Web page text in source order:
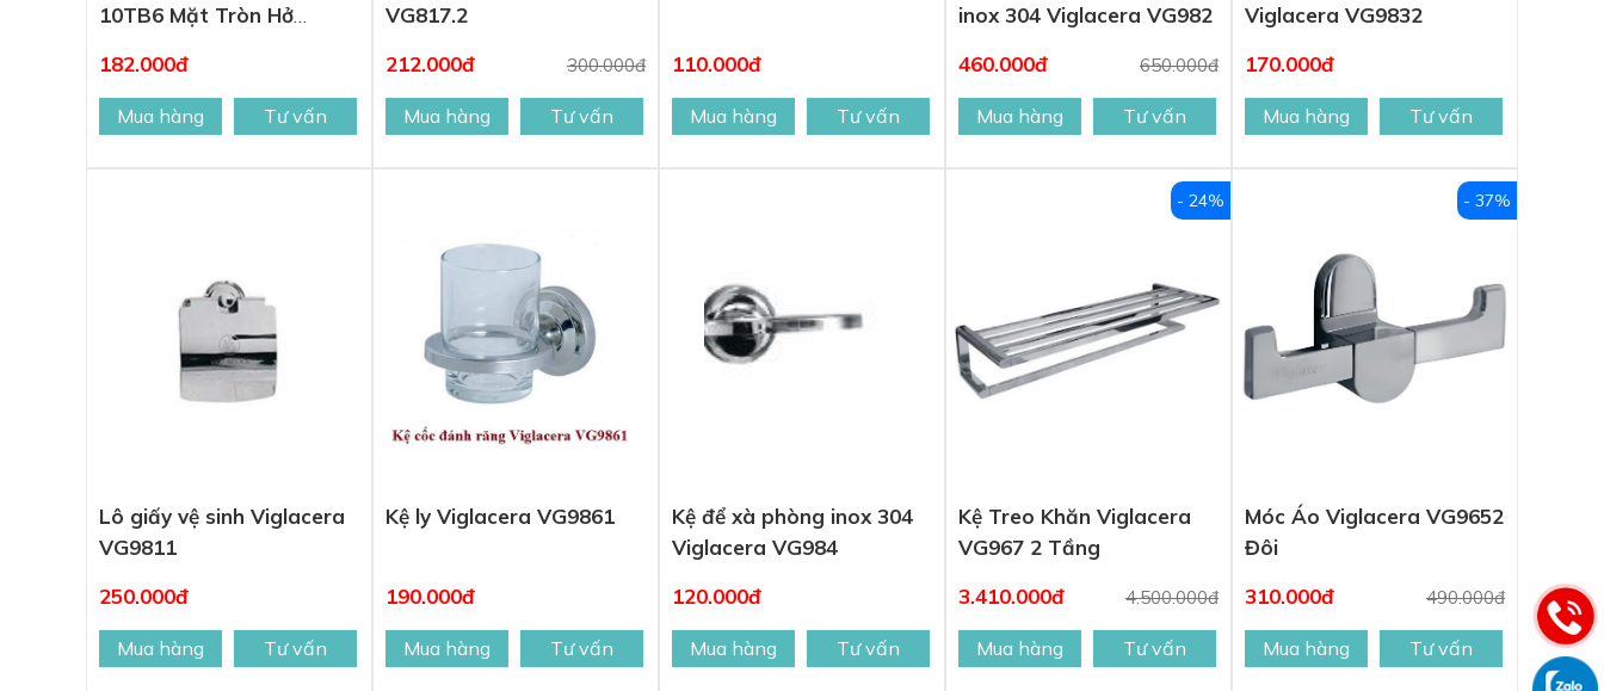
10TB6 Mặt Tròn Hở
182.000đ
Mua hàng Tư vấn
VG817.2
212.000đ
300.000đ
Mua hàng Tư vấn
110.000đ
Mua hàng Tư vấn
inox 304 Viglacera VG982
460.000đ
650.000đ
Mua hàng Tư vấn
Viglacera VG9832
170.000đ
Mua hàng Tư vấn
Lô giấy vệ sinh Viglacera
VG9811
250.000đ
Mua hàng Tư vấn
Kệ ly Viglacera VG9861
190.000đ
Mua hàng Tư vấn
Kệ để xà phòng inox 304
Viglacera VG984
120.000đ
Mua hàng Tư vấn
Kệ Treo Khăn Viglacera
VG967 2 Tầng
3.410.000đ
4.500.000đ
- 24%
Mua hàng Tư vấn
Móc Áo Viglacera VG9652
Đôi
310.000đ
490.000đ
- 37%
Mua hàng Tư vấn